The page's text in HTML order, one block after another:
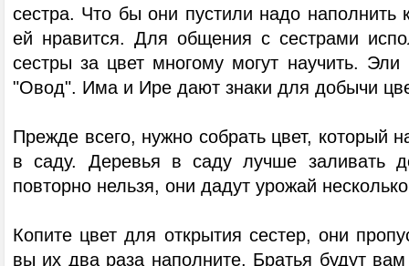
сестра. Что бы они пустили надо наполнить
ей нравится. Для общения с сестрами
сестры за цвет многому могут научить.
"Овод". Има и Ире дают знаки для добычи
Прежде всего, нужно собрать цвет, который
в саду. Деревья в саду лучше заливать
повторно нельзя, они дадут урожай
Копите цвет для открытия сестер, они
вы их два раза наполните. Братья будут